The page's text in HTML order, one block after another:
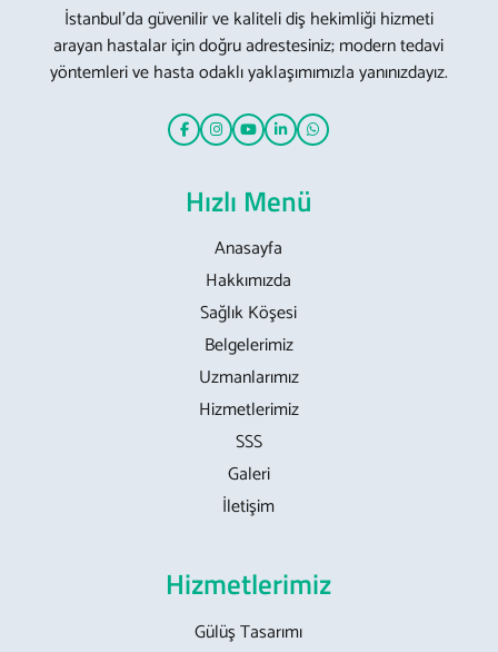
İstanbul’da güvenilir ve kaliteli diş hekimliği hizmeti
arayan hastalar için doğru adrestesiniz; modern tedavi
yöntemleri ve hasta odaklı yaklaşımımızla yanınızdayız.
Hızlı Menü
Anasayfa
Hakkımızda
Sağlık Köşesi
Belgelerimiz
Uzmanlarımız
Hizmetlerimiz
SSS
Galeri
İletişim
Hizmetlerimiz
Gülüş Tasarımı